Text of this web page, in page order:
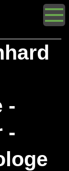
-
-